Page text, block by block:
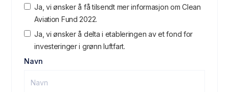
Ja, vi ønsker å få tilsendt mer informasjon om Clean
Aviation Fund 2022.
Ja, vi ønsker å delta i etableringen av et fond for
investeringer i grønn luftfart.
Navn